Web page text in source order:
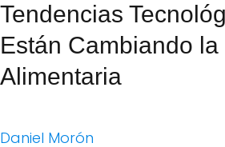
Tendencias
Están Cambiando
Alimentaria
Daniel Morón